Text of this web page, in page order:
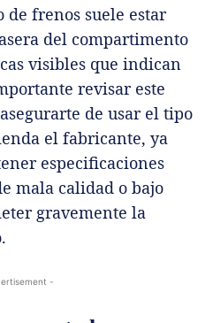
frenos suele estar
del compartimento
visibles que indican
revisar este
de usar el tipo
el fabricante, ya
especificaciones
mala calidad o bajo
gravemente la
-